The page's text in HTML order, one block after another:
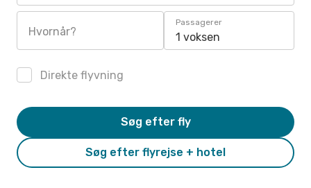
Hvornår?
Passagerer
1 voksen
Direkte flyvning
Søg efter flyrejse + hotel
Søg efter fly